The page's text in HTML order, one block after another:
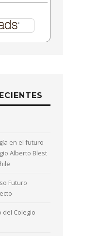
en el futuro
Alberto Blest
Futuro
del Colegio